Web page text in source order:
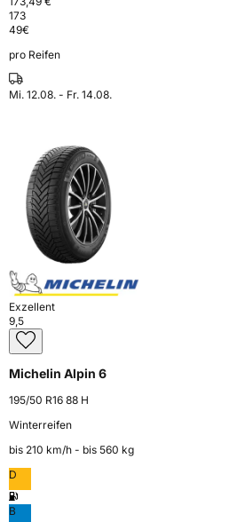
173
49€
pro Reifen
Mi. 12.08. - Fr. 14.08.
Exzellent
9,5
Michelin Alpin 6
195/50 R16 88 H
Winterreifen
bis 210 km⁠/⁠h - bis 560 kg
D
B